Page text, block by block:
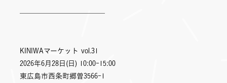
KINIWAマーケット vol.31
2026年6月28日(日) 10:00-15:00
東広島市西条町郷曽3566-1